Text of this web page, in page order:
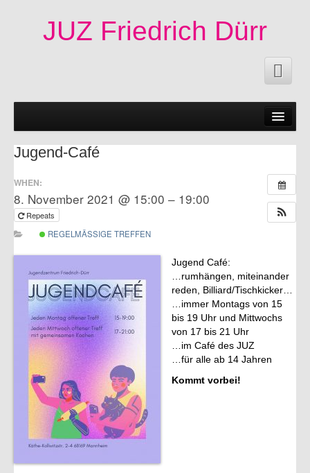
JUZ Friedrich Dürr
50 Jahre JUZ!
Participate
Documents
Information
Imprint|Contact|Privacy Statement
Friends of the JUZ
English
Deutsch
Italiano
Jugend-Café
WHEN:
8. November 2021 @ 15:00 – 19:00
Repeats
REGELMÄSSIGE TREFFEN
Jugend Café:
…rumhängen, miteinander
reden, Billiard/Tischkicker…
…immer Montags von 15
bis 19 Uhr und Mittwochs
von 17 bis 21 Uhr
…im Café des JUZ
…für alle ab 14 Jahren
Kommt vorbei!